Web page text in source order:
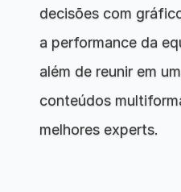
decisões com
a performance da
além de reunir em
conteúdos
melhores experts.